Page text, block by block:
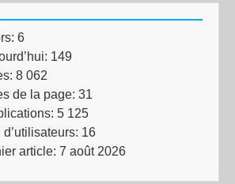
6
149
8 062
de la page: 31
5 125
16
article: 7 août 2026